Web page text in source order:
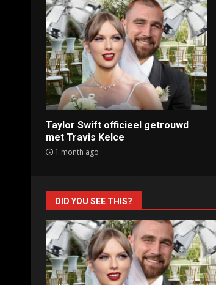
Taylor Swift officieel getrouwd
met Travis Kelce
1 month ago
DID YOU SEE THIS?